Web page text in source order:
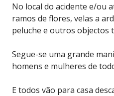
No local do acidente e/ou
ramos de flores, velas a
peluche e outros objectos
Segue-se uma grande
homens e mulheres de
E todos vão para casa